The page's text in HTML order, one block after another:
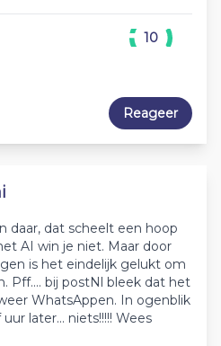
10
Reageer
daar, dat scheelt een hoop
AI win je niet. Maar door
is het eindelijk gelukt om
Pff.... bij postNl bleek dat het
WhatsAppen. In ogenblik
later... niets!!!!! Wees